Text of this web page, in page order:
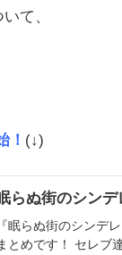
て、
！ (↓)
らぬ街のシン
『眠らぬ街のシンデ
とめです！ セレブ